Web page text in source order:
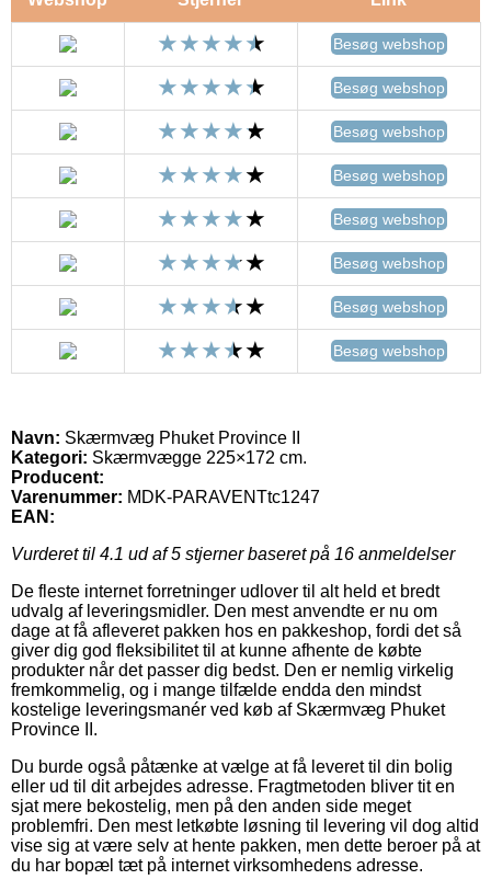
Besøg webshop
Besøg webshop
Besøg webshop
Besøg webshop
Besøg webshop
Besøg webshop
Besøg webshop
Besøg webshop
Navn: Skærmvæg Phuket Province II
Kategori: Skærmvægge 225×172 cm.
Producent:
Varenummer: MDK-PARAVENTtc1247
EAN:
Vurderet til 4.1 ud af 5 stjerner baseret på 16 anmeldelser
De fleste internet forretninger udlover til alt held et bredt
udvalg af leveringsmidler. Den mest anvendte er nu om
dage at få afleveret pakken hos en pakkeshop, fordi det så
giver dig god fleksibilitet til at kunne afhente de købte
produkter når det passer dig bedst. Den er nemlig virkelig
fremkommelig, og i mange tilfælde endda den mindst
kostelige leveringsmanér ved køb af Skærmvæg Phuket
Province II.
Du burde også påtænke at vælge at få leveret til din bolig
eller ud til dit arbejdes adresse. Fragtmetoden bliver tit en
sjat mere bekostelig, men på den anden side meget
problemfri. Den mest letkøbte løsning til levering vil dog altid
vise sig at være selv at hente pakken, men dette beroer på at
du har bopæl tæt på internet virksomhedens adresse.